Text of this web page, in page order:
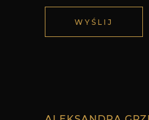
Wyrażam zgodę na
wpisanych przeze
osobowych przez
Zapora, nr 29 lok. 4,
WYŚLIJ